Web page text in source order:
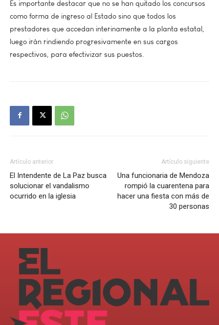
Es importante destacar que no se han quitado los concursos
como forma de ingreso al Estado sino que todos los
prestadores que accedan interinamente a la planta estatal,
luego irán rindiendo progresivamente en sus cargos
respectivos, para efectivizar sus puestos.
Artículo anterior
El Intendente de La Paz busca
solucionar el vandalismo
ocurrido en la iglesia
Artículo siguiente
Una funcionaria de Mendoza
rompió la cuarentena para
hacer una fiesta con más de
30 personas